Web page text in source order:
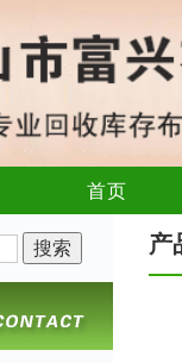
首页
产